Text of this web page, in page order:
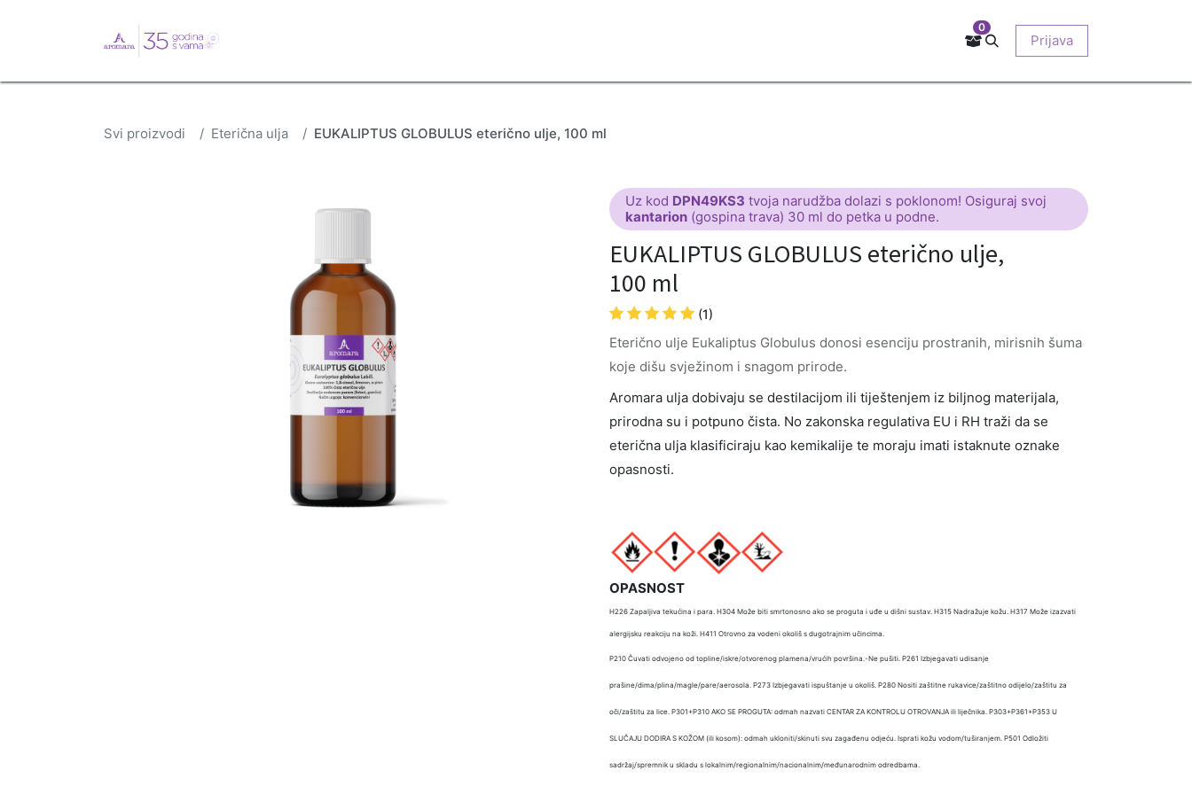
Prodajna mjesta EU-projekti
0
Prijava
Svi proizvodi Eterična ulja EUKALIPTUS GLOBULUS eterično ulje, 100 ml
Uz kod DPN49KS3 tvoja narudžba dolazi s poklonom! Osiguraj svoj
kantarion (gospina trava) 30 ml do petka u podne.
EUKALIPTUS GLOBULUS eterično ulje,
100 ml
(1)
Eterično ulje Eukaliptus Globulus donosi esenciju prostranih, mirisnih šuma
koje dišu svježinom i snagom prirode.
Aromara ulja dobivaju se destilacijom ili tiještenjem iz biljnog materijala,
prirodna su i potpuno čista. No zakonska regulativa EU i RH traži da se
eterična ulja klasificiraju kao kemikalije te moraju imati istaknute oznake
opasnosti.
OPASNOST
H226 Zapaljiva tekućina i para. H304 Može biti smrtonosno ako se proguta i uđe u dišni sustav. H315 Nadražuje kožu. H317 Može izazvati
alergijsku reakciju na koži. H411 Otrovno za vodeni okoliš s dugotrajnim učincima.
P210 Čuvati odvojeno od topline/iskre/otvorenog plamena/vrućih površina.-Ne pušiti. P261 Izbjegavati udisanje
prašine/dima/plina/magle/pare/aerosola. P273 Izbjegavati ispuštanje u okoliš. P280 Nositi zaštitne rukavice/zaštitno odijelo/zaštitu za
oči/zaštitu za lice. P301+P310 AKO SE PROGUTA: odmah nazvati CENTAR ZA KONTROLU OTROVANJA ili liječnika. P303+P361+P353 U
SLUČAJU DODIRA S KOŽOM (ili kosom): odmah ukloniti/skinuti svu zagađenu odjeću. Isprati kožu vodom/tuširanjem. P501 Odložiti
sadržaj/spremnik u skladu s lokalnim/regionalnim/nacionalnim/međunarodnim odredbama.